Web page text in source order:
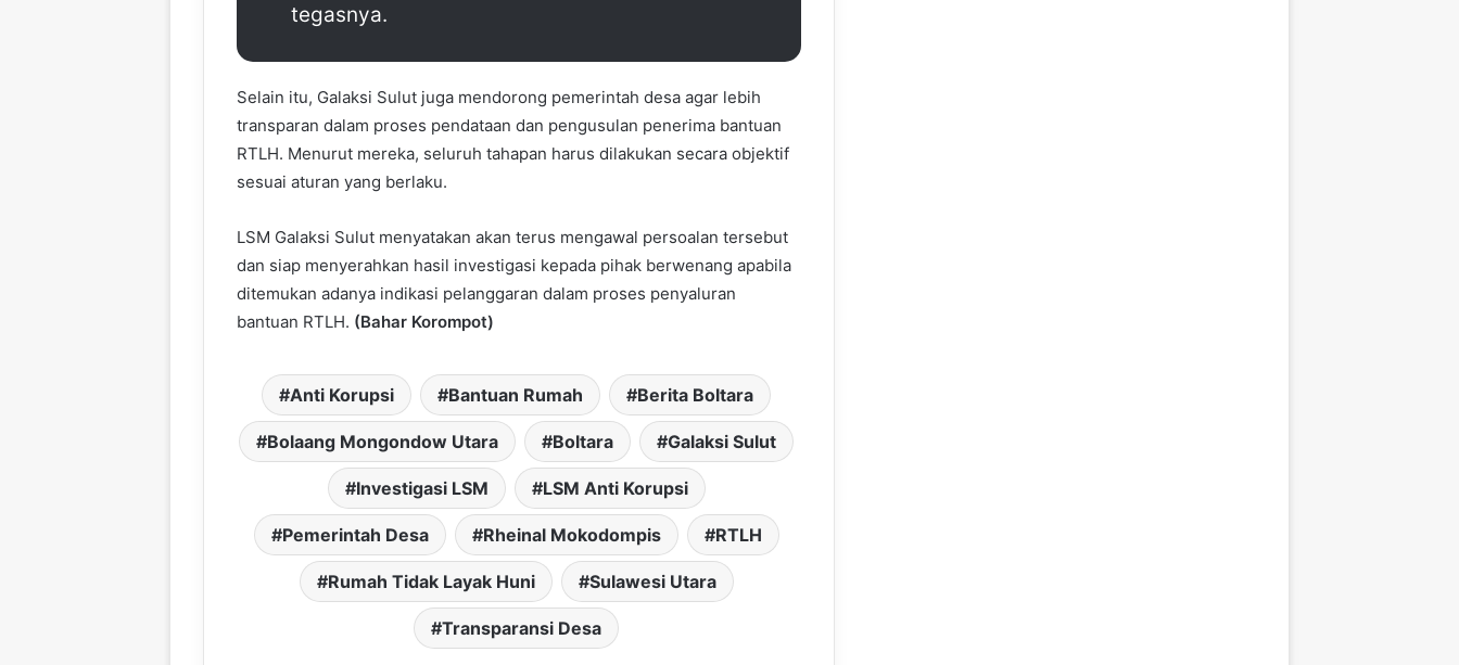
tegasnya.
Selain itu, Galaksi Sulut juga mendorong pemerintah desa agar lebih
transparan dalam proses pendataan dan pengusulan penerima bantuan
RTLH. Menurut mereka, seluruh tahapan harus dilakukan secara objektif
sesuai aturan yang berlaku.
LSM Galaksi Sulut menyatakan akan terus mengawal persoalan tersebut
dan siap menyerahkan hasil investigasi kepada pihak berwenang apabila
ditemukan adanya indikasi pelanggaran dalam proses penyaluran
bantuan RTLH. (Bahar Korompot)
Anti Korupsi Bantuan Rumah Berita Boltara
Bolaang Mongondow Utara Boltara Galaksi Sulut
Investigasi LSM LSM Anti Korupsi
Pemerintah Desa Rheinal Mokodompis RTLH
Rumah Tidak Layak Huni Sulawesi Utara
Transparansi Desa